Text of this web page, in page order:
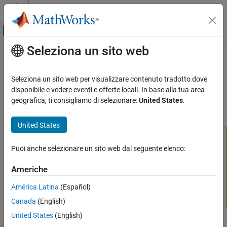
Vai al contenuto
Attiva/disattiva menu di navigazione
Pagina iniziale della documentazione
mpm download
IN QUESTA PAGINA
Sintassi
Descrizione
Argomenti di input
Contenuto principale
mpm download
Scaricare i prodotti dalla riga di comando del sistema operativo
(Linux,Windows,Mac)
comprimi tutto nella pagina
sistema operativo richiede MATLAB®Package Manager.
Se si desidera invece gestire i pacchetti all'interno di
MATLAB, vedere
Seleziona un sito web
Seleziona un sito web per visualizzare contenuto tradotto dove
disponibile e vedere eventi e offerte locali. In base alla tua area
geografica, ti consigliamo di selezionare:United States.
United States
Puoi anche selezionare un sito web dal seguente elenco:
Americhe
América Latina (Español)
Canada (English)
United States (English)